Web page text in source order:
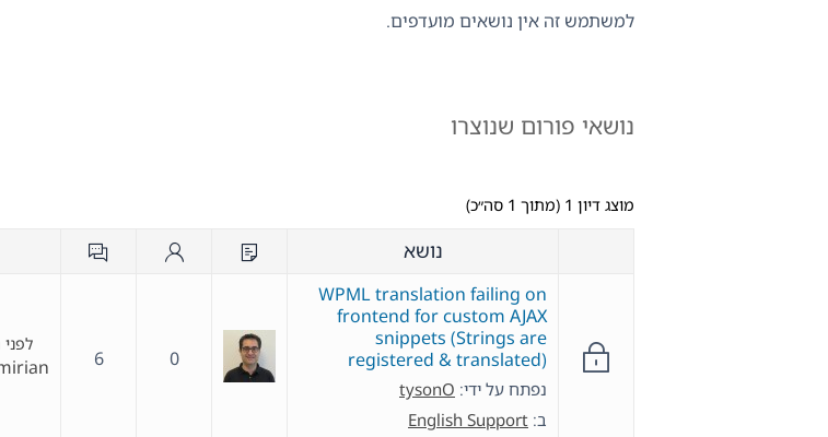
למשתמש זה אין נושאים מועדפים.
נושאי פורום שנוצרו
מוצג דיון 1 (מתוך 1 סה״כ)
נושא
WPML translation failing on
frontend for custom AJAX
snippets (Strings are
registered & translated)
נפתח על ידי: tysonO
ב: English Support
0
6
לפני